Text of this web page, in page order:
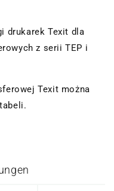
drukarek Texit dla
z serii TEP i
Texit można